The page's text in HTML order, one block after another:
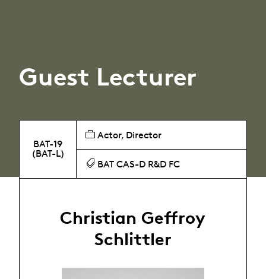
Guest Lecturer
BAT-19
(BAT-L)
Actor, Director
BAT CAS-D R&D FC
Christian Geffroy
Schlittler